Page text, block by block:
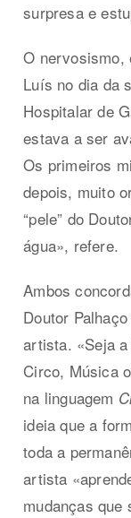
surpresa e
O nervosismo,
Luís no dia da
Hospitalar de
estava a ser
Os primeiros
depois, muito
“pele” do
água», refere.
Ambos
Doutor
artista. «Seja
Circo, Música
na linguagem
ideia que a
toda a
artista
mudanças que